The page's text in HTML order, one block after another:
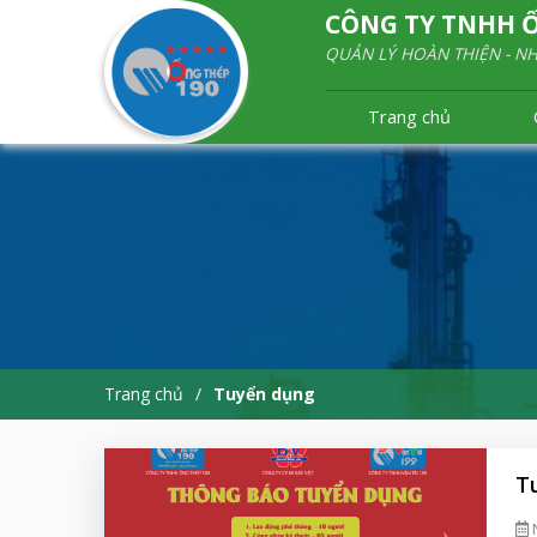
CÔNG TY TNHH
QUẢN LÝ HOÀN THIỆN -
Trang chủ
Trang chủ Tuyển dụng